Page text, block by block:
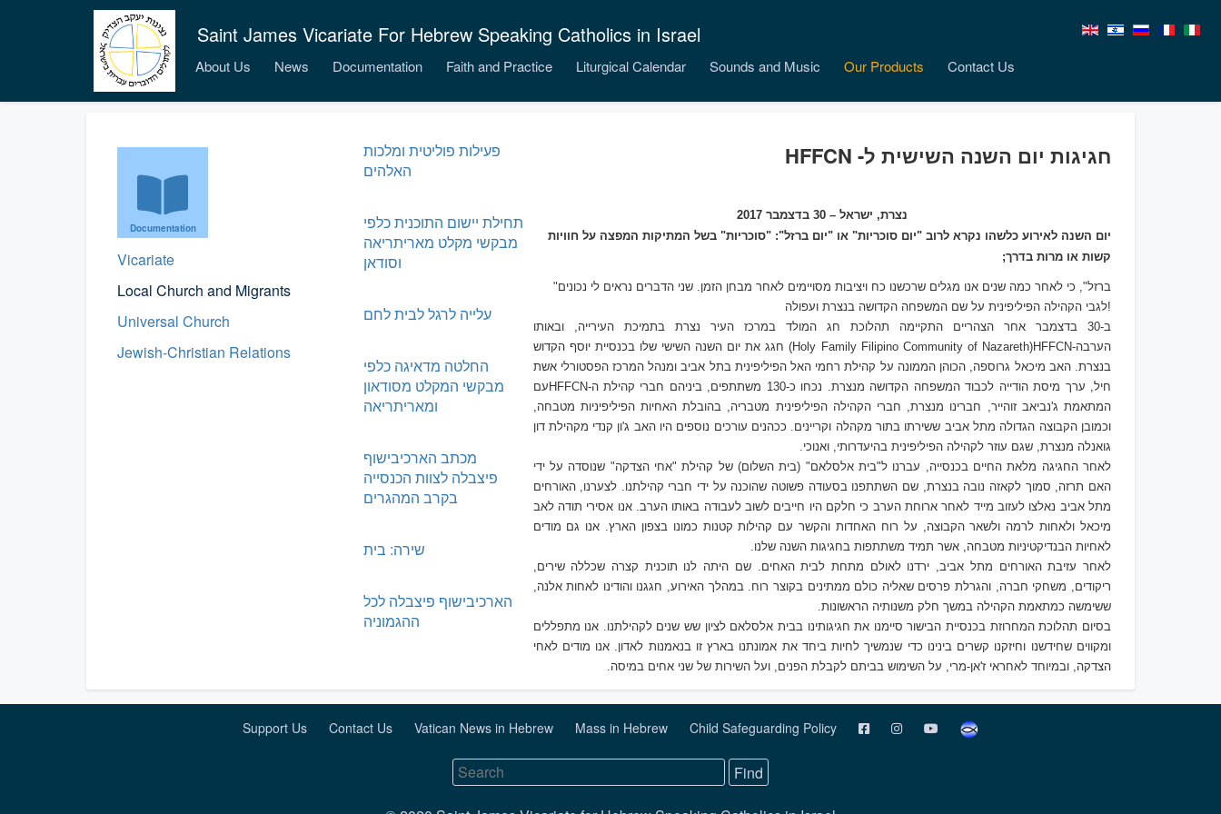
Saint James Vicariate For Hebrew Speaking Catholics in Israel
About Us News Documentation Faith and Practice Liturgical Calendar Sounds and Music Our Products Contact Us
Documentation
Vicariate
Local Church and Migrants
Universal Church
Jewish-Christian Relations
חגיגות יום השנה השישית ל- HFFCN
נצרת, ישראל – 30 בדצמבר 2017
יום השנה לאירוע כלשהו נקרא לרוב "יום סוכריות" או "יום ברזל": "סוכריות" בשל המתיקות המפצה על חוויות
קשות או מרות בדרך;
"ברזל", כי לאחר כמה שנים אנו מגלים שרכשנו כח ויציבות מסויימים לאחר מבחן הזמן. שני הדברים נראים לי נכונים
לגבי הקהילה הפיליפינית על שם המשפחה הקדושה בנצרת ועפולה!
ב-30 בדצמבר אחר הצהריים התקיימה תהלוכת חג המולד במרכז העיר נצרת בתמיכת העירייה, ובאותו
הערבה-HFFCN
(
Holy Family Filipino Community of Nazareth) חגג את יום השנה השישי שלו בכנסיית יוסף הקדוש
בנצרת. האב מיכאל גרוספה, הכוהן הממונה על קהילת רחמי האל הפיליפינית בתל אביב ומנהל המרכז הפסטורלי אשת
חיל, ערך מיסת הודייה לכבוד המשפחה הקדושה מנצרת. נכחו כ-130 משתתפים, ביניהם חברי קהילת ה-
HFFCN עם
המתאמת ג'נביאב זוהייר, חברינו מנצרת, חברי הקהילה הפיליפינית מטבריה, בהובלת האחיות הפיליפיניות מטבחה,
וכמובן הקבוצה הגדולה מתל אביב ששירתו בתור מקהלה וקריינים. ככהנים עורכים נוספים היו האב ג'ון קנדי מקהילת דון
גואנלה מנצרת, שגם עוזר לקהילה הפיליפינית בהיעדרותי, ואנוכי.
לאחר החגיגה מלאת החיים בכנסייה, עברנו ל"בית אלסלאם" (בית השלום) של קהילת "אחי הצדקה" שנוסדה על ידי
האם תרזה, סמוך לקאזה נובה בנצרת, שם השתתפנו בסעודה פשוטה שהוכנה על ידי חברי קהילתנו. לצערנו, האורחים
מתל אביב נאלצו לעזוב מייד לאחר ארוחת הערב כי חלקם היו חייבים לשוב לעבודה באותו הערב. אנו אסירי תודה לאב
מיכאל ולאחות לרמה ולשאר הקבוצה, על רוח האחדות והקשר עם קהילות קטנות כמונו בצפון הארץ. אנו גם מודים
לאחיות הבנדיקטיניות מטבחה, אשר תמיד משתתפות בחגיגות השנה שלנו.
לאחר עזיבת האורחים מתל אביב, ירדנו לאולם מתחת לבית האחים. שם היתה לנו תוכנית קצרה שכללה שירים,
ריקודים, משחקי חברה, והגרלת פרסים שאליה כולם ממתינים בקוצר רוח. במהלך האירוע, חגגנו והודינו לאחות אלנה,
ששימשה כמתאמת הקהילה במשך חלק משנותיה הראשונות.
בסיום תהלוכת המחרוזת בכנסיית הבישור סיימנו את חגיגותינו בבית אלסלאםלציון שש שנים לקהילתנו. אנו מתפללים
ומקווים שחידשנו וחיזקנו קשרים בינינו כדי שנמשיך לחיות ביחד את אמונתנו בארץ זו בנאמנות לאדון. אנו מודים לאחי
הצדקה, ובמיוחד לאחראי ז'אן-מרי, על השימוש בביתם לקבלת הפנים, ועל השירות של שני אחים במיסה.
פעילות פוליטית ומלכות
האלהים
תחילת יישום התוכנית כלפי
מבקשי מקלט מאריתריאה
וסודאן
עלייה לרגל לבית לחם
החלטה מדאיגה כלפי
מבקשי המקלט מסודאון
ומאריתריאה
מכתב הארכיבישוף
פיצבלה לצוות הכנסייה
בקרב המהגרים
שירה: בית
הארכיבישוף פיצבלה לכל
ההגמוניה
Support Us Contact Us Vatican News in Hebrew Mass in Hebrew Child Safeguarding Policy